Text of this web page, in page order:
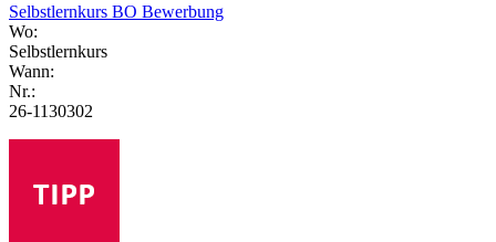
Selbstlernkurs BO Bewerbung
Wo:
Selbstlernkurs
Wann:
Nr.:
26-1130302